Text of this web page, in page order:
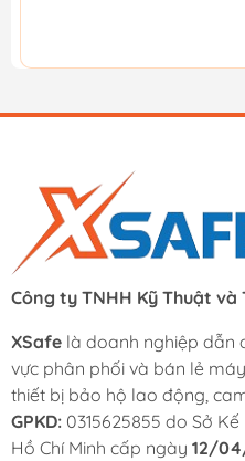
Công ty TNHH Kỹ Thuật và
XSafe là doanh nghiệp dẫn
vực phân phối và bán lẻ
thiết bị bảo hộ lao động,
GPKD: 0315625855 do Sở
Hồ Chí Minh cấp ngày 12/